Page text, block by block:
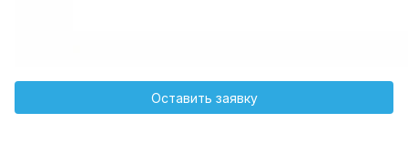
Оставить заявку